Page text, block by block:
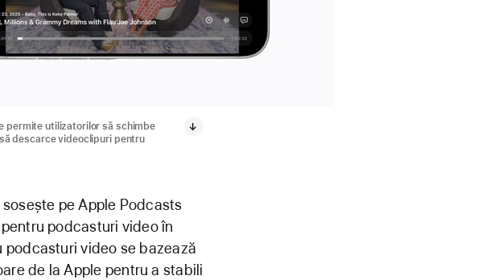
permite utilizatorilor să schimbe
descarce videoclipuri pentru
pe Apple Podcasts
podcasturi video în
video se bazează
de la Apple pentru a stabili